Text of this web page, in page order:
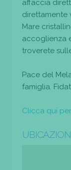
affaccia
direttamente
Mare
accoglienza
troverete
Pace del
famiglia.
Clicca qui